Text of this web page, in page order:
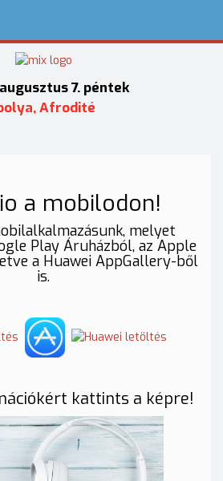
7. péntek
Afrodité
a mobilodon!
melyet
Play Áruházból, az Apple
a Huawei AppGallery-ből
is.
kattints a képre!